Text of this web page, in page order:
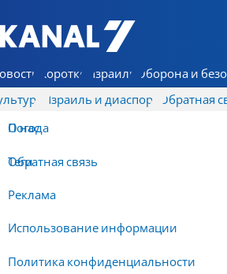
7 КАНАЛ - Аруц Шева
Коротко Израиль Оборона и
Израиль и диаспора Обратная
О нас
Обратная связь
Реклама
Использование информации
Политика конфиденциальности
Погода
Теги